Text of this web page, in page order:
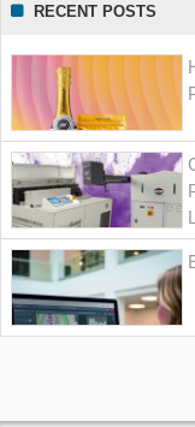
RECENT POSTS